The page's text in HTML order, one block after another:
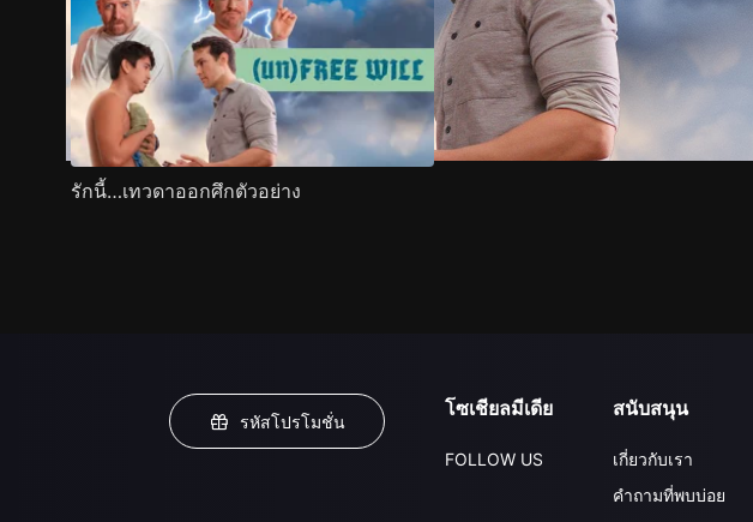
รักนี้…เทวดาออกศึกตัวอย่าง
รหัสโปรโมชั่น
โซเชียลมีเดีย
FOLLOW US
สนับสนุน
เกี่ยวกับเรา
คำถามที่พบบ่อย